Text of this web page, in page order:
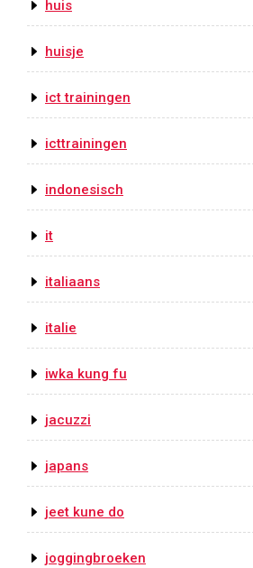
huis
huisje
ict trainingen
icttrainingen
indonesisch
it
italiaans
italie
iwka kung fu
jacuzzi
japans
jeet kune do
joggingbroeken